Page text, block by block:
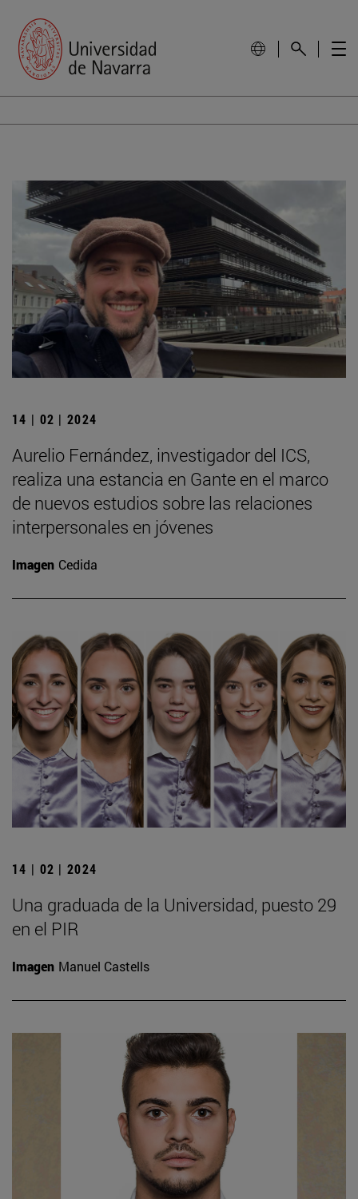
14 | 02 | 2024
Aurelio Fernández, investigador del ICS,
realiza una estancia en Gante en el marco
de nuevos estudios sobre las relaciones
interpersonales en jóvenes
Imagen Cedida
14 | 02 | 2024
Una graduada de la Universidad, puesto 29
en el PIR
Imagen Manuel Castells